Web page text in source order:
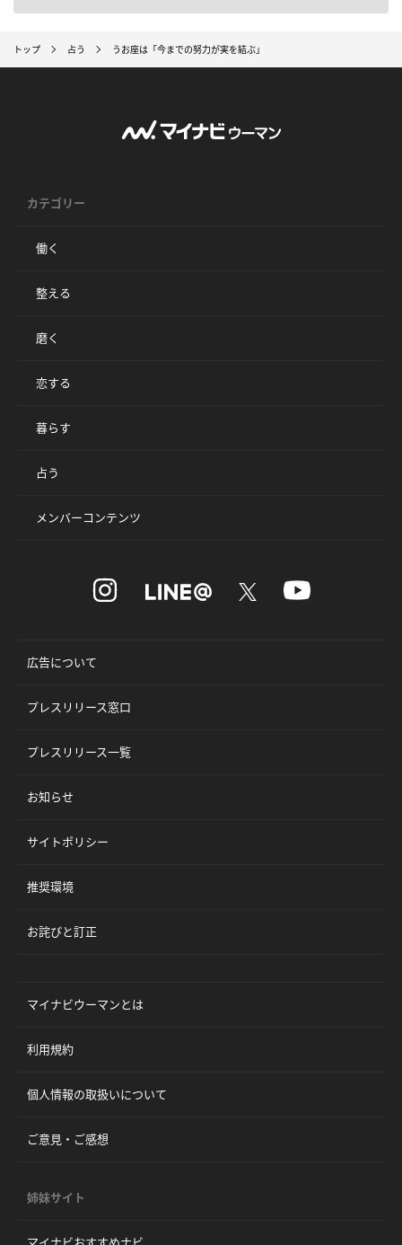
トップ 占う うお座は「今までの努力が実を結ぶ」
カテゴリー
働く
整える
磨く
恋する
暮らす
占う
メンバーコンテンツ
広告について
プレスリリース窓口
プレスリリース一覧
お知らせ
サイトポリシー
推奨環境
お詫びと訂正
マイナビウーマンとは
利用規約
個人情報の取扱いについて
ご意見・ご感想
姉妹サイト